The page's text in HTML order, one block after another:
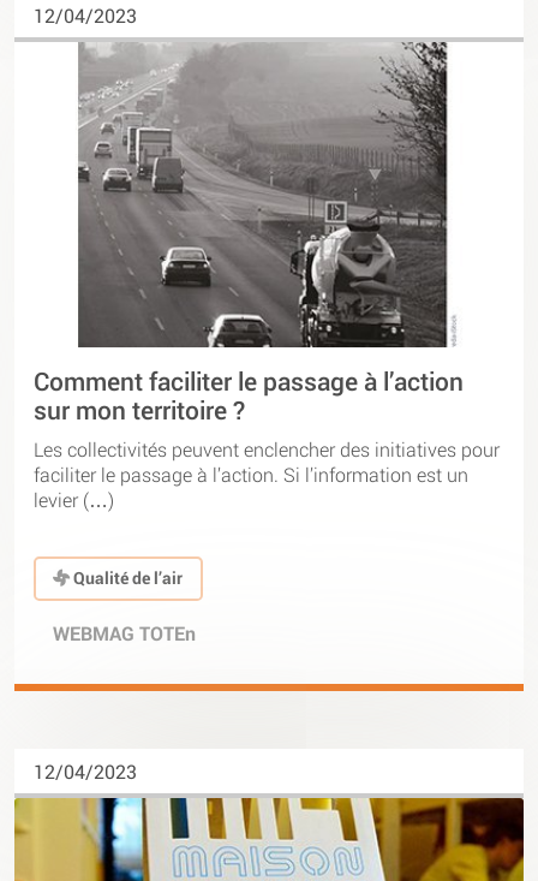
12/04/2023
Comment faciliter le passage à l’action
sur mon territoire ?
Les collectivités peuvent enclencher des initiatives pour
faciliter le passage à l’action. Si l’information est un
levier (…)
Qualité de l’air
WEBMAG TOTEn
12/04/2023